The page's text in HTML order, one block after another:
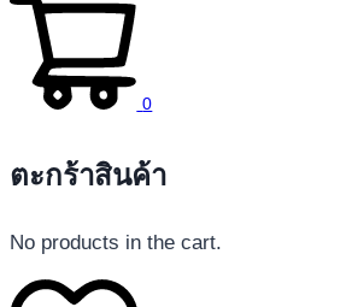
0
ตะกร้าสินค้า
No products in the cart.